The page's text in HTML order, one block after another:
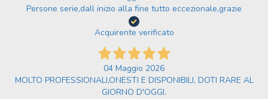
Persone serie,dall inizio alla fine tutto eccezionale,grazie
Acquirente verificato
04 Maggio 2026
MOLTO PROFESSIONALI,ONESTI E DISPONIBILI, DOTI RARE AL
GIORNO D'OGGI.